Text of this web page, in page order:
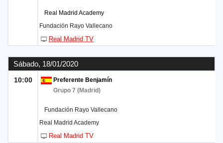
Real Madrid Academy
Fundación Rayo Vallecano
Real Madrid TV
Sábado, 18/01/2020
10:00
Preferente Benjamín
Grupo 7 (Madrid)
Fundación Rayo Vallecano
Real Madrid Academy
Real Madrid TV